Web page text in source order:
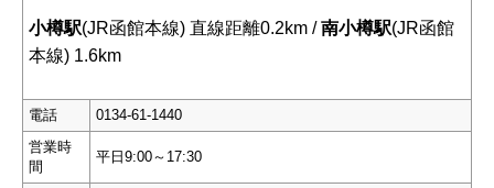
小樽駅(JR函館本線) 直線距離0.2km /南小樽駅(JR函館
本線) 1.6km
電話
0134-61-1440
営業時
間
平日9:00～17:30